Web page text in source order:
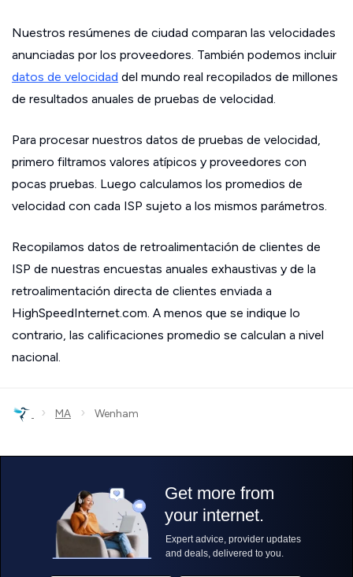
Nuestros resúmenes de ciudad comparan las velocidades
anunciadas por los proveedores. También podemos incluir
datos de velocidad del mundo real recopilados de millones
de resultados anuales de pruebas de velocidad.
Para procesar nuestros datos de pruebas de velocidad,
primero filtramos valores atípicos y proveedores con
pocas pruebas. Luego calculamos los promedios de
velocidad con cada ISP sujeto a los mismos parámetros.
Recopilamos datos de retroalimentación de clientes de
ISP de nuestras encuestas anuales exhaustivas y de la
retroalimentación directa de clientes enviada a
HighSpeedInternet.com. A menos que se indique lo
contrario, las calificaciones promedio se calculan a nivel
nacional.
› MA › Wenham